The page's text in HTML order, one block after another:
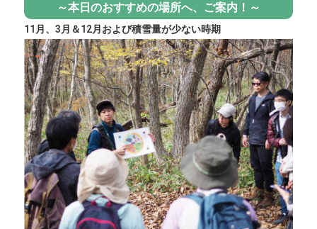
～本日のおすすめの場所へ、ご案内！～
11月、3月＆12月および積雪量が少ない時期